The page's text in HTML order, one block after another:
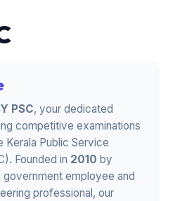
PSC, your dedicated
competitive examinations
Public Service
Founded in 2010 by
government employee and
professional, our